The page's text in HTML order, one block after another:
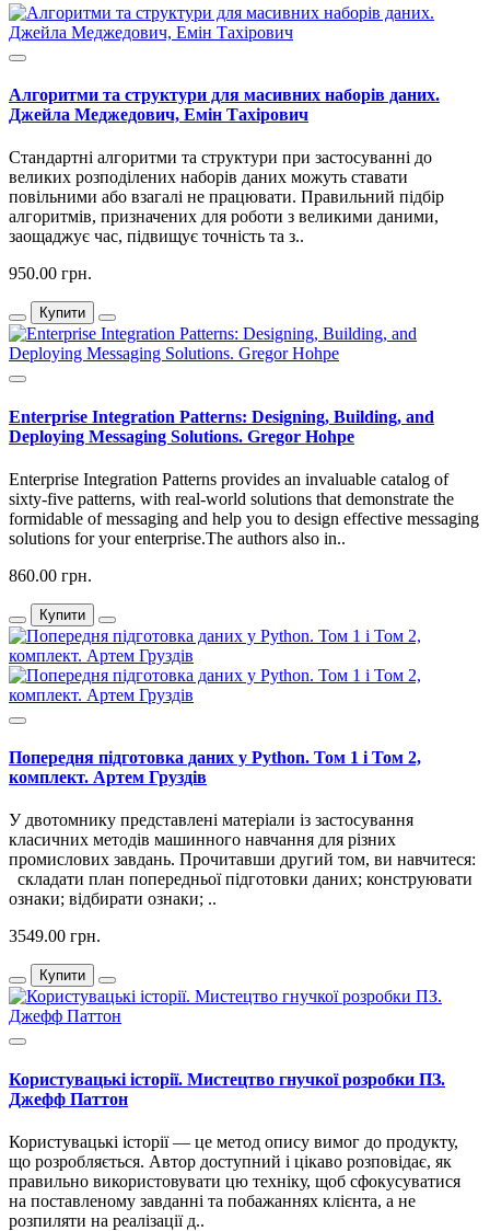
Алгоритми та структури для масивних наборів даних.
Джейла Меджедович, Емін Тахірович
Стандартні алгоритми та структури при застосуванні до
великих розподілених наборів даних можуть ставати
повільними або взагалі не працювати. Правильний підбір
алгоритмів, призначених для роботи з великими даними,
заощаджує час, підвищує точність та з..
950.00 грн.
Купити
Enterprise Integration Patterns: Designing, Building, and
Deploying Messaging Solutions. Gregor Hohpe
Enterprise Integration Patterns provides an invaluable catalog of
sixty-five patterns, with real-world solutions that demonstrate the
formidable of messaging and help you to design effective messaging
solutions for your enterprise.The authors also in..
860.00 грн.
Купити
Попередня підготовка даних у Python. Том 1 і Том 2,
комплект. Артем Груздів
У двотомнику представлені матеріали із застосування
класичних методів машинного навчання для різних
промислових завдань. Прочитавши другий том, ви навчитеся:
складати план попередньої підготовки даних; конструювати
ознаки; відбирати ознаки; ..
3549.00 грн.
Купити
Користувацькі історії. Мистецтво гнучкої розробки ПЗ.
Джефф Паттон
Користувацькі історії — це метод опису вимог до продукту,
що розробляється. Автор доступний і цікаво розповідає, як
правильно використовувати цю техніку, щоб сфокусуватися
на поставленому завданні та побажаннях клієнта, а не
розпиляти на реалізації д..